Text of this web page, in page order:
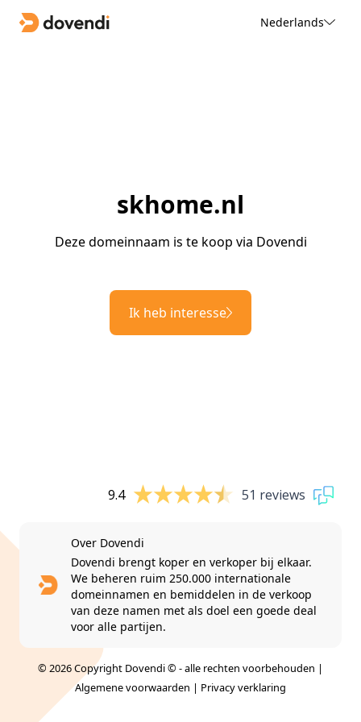
Nederlands
skhome.nl
Deze domeinnaam is te koop via Dovendi
Ik heb interesse
9.4 51 reviews
Over Dovendi
Dovendi brengt koper en verkoper bij elkaar.
We beheren ruim 250.000 internationale
domeinnamen en bemiddelen in de verkoop
van deze namen met als doel een goede deal
voor alle partijen.
© 2026 Copyright Dovendi © - alle rechten voorbehouden |
Algemene voorwaarden | Privacy verklaring